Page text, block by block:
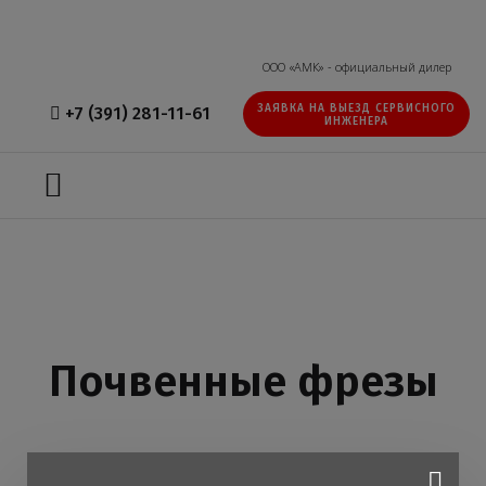
ООО «АМК» - официальный дилер
+7 (391) 281-11-61
ЗАЯВКА НА ВЫЕЗД СЕРВИСНОГО
ИНЖЕНЕРА
Почвенные фрезы